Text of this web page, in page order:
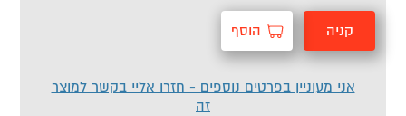
קניה הוסף
אני מעוניין בפרטים נוספים - חזרו אליי בקשר למוצר
זה